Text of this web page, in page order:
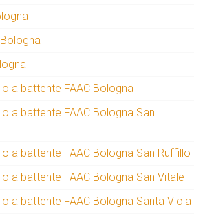
a battente FAAC Bologna
a battente FAAC Bologna San
a battente FAAC Bologna San Ruffillo
a battente FAAC Bologna San Vitale
a battente FAAC Bologna Santa Viola